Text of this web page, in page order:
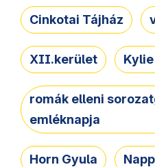
Cinkotai Tájház
XII.kerület
romák elleni
emléknapja
Horn Gyula